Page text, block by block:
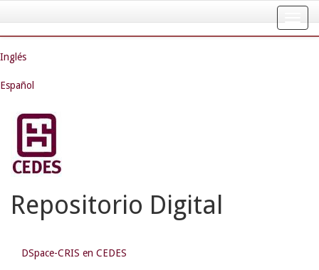
navigation
Inglés
Español
Repositorio Digital
DSpace-CRIS en CEDES